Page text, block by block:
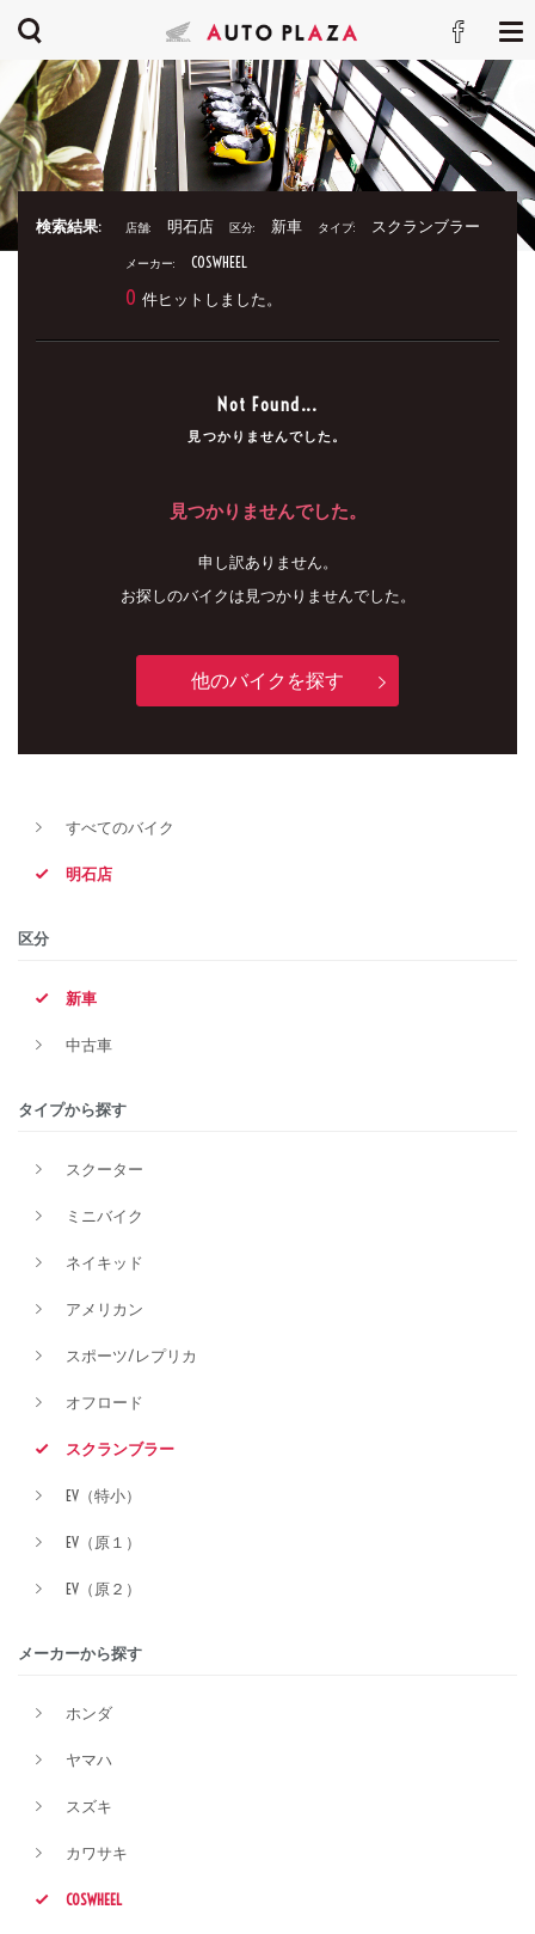
検索結果: 店舗: 明石店 区分: 新車 タイプ: スクランブラー
メーカー: COSWHEEL
0 件ヒットしました。
Not Found...
見つかりませんでした。
見つかりませんでした。
申し訳ありません。
お探しのバイクは見つかりませんでした。
他のバイクを探す
すべてのバイク
明石店
区分
新車
中古車
タイプから探す
スクーター
ミニバイク
ネイキッド
アメリカン
スポーツ/レプリカ
オフロード
スクランブラー
EV（特小）
EV（原１）
EV（原２）
メーカーから探す
ホンダ
ヤマハ
スズキ
カワサキ
COSWHEEL
メーカー
価格